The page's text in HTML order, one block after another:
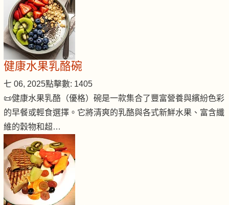
健康水果乳酪碗
七 06, 2025點擊數: 1405
📜健康水果乳酪（優格）碗是一款集合了豐富營養與繽紛色彩
的早餐或輕食選擇。它將清爽的乳酪與各式新鮮水果、富含纖
維的穀物和超…